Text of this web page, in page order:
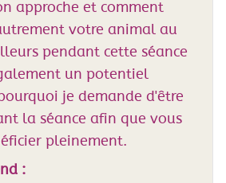
approche et comment
votre animal au
pendant cette séance
un potentiel
je demande d'être
la séance afin que vous
pleinement.
: